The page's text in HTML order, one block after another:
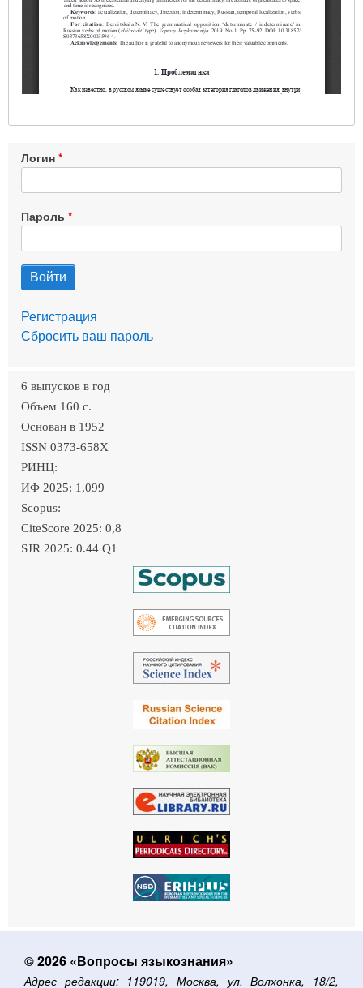
Логин
Пароль
Регистрация
Сбросить ваш пароль
6 выпусков в год
Объем 160 c.
Основан в 1952
ISSN 0373-658X
РИНЦ:
ИФ 2025: 1,099
Scopus:
CiteScore 2025: 0,8
SJR 2025: 0.44 Q1
© 2026 «Вопросы языкознания»
Адрес редакции: 119019, Москва, ул. Волхонка, 18/2,